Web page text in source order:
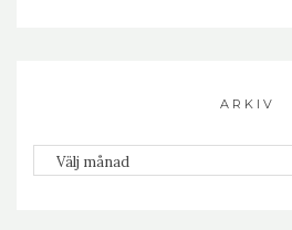
ARKIV
Arkiv